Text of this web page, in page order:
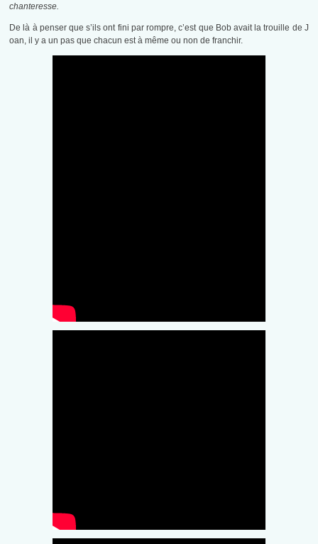
chanteresse.
De là à penser que s’ils ont fini par rompre, c’est que Bob avait la trouille de J
oan, il y a un pas que chacun est à même ou non de franchir.